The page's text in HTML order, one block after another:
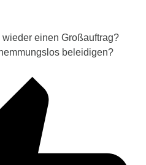
einen Großauftrag?
beleidigen?